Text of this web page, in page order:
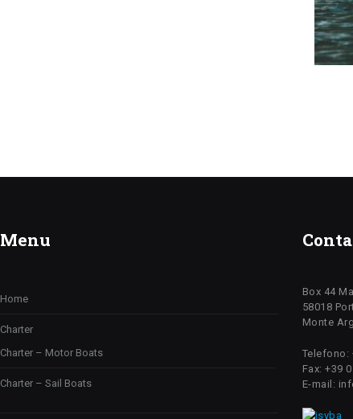
Menu
Home
Charter
Charter – Motor Boats
Charter – Sail Boats
Box 44
58018
Monte
Telefono:
Fax: +39
E-mail: